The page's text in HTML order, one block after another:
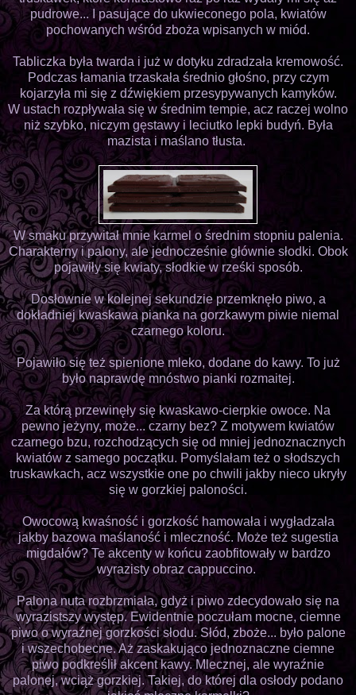
pudrowe... I pasujące do ukwieconego pola, kwiatów
pochowanych wśród zboża wpisanych w miód.
Tabliczka była twarda i już w dotyku zdradzała kremowość.
Podczas łamania trzaskała średnio głośno, przy czym
kojarzyła mi się z dźwiękiem przesypywanych kamyków.
W ustach rozpływała się w średnim tempie, acz raczej wolno
niż szybko, niczym gęstawy i leciutko lepki budyń. Była
mazista i maślano tłusta.
W smaku przywitał mnie karmel o średnim stopniu palenia.
Charakterny i palony, ale jednocześnie głównie słodki. Obok
pojawiły się kwiaty, słodkie w rześki sposób.
Dosłownie w kolejnej sekundzie przemknęło piwo, a
dokładniej kwaskawa pianka na gorzkawym piwie niemal
czarnego koloru.
Pojawiło się też spienione mleko, dodane do kawy. To już
było naprawdę mnóstwo pianki rozmaitej.
Za którą przewinęły się kwaskawo-cierpkie owoce. Na
pewno jeżyny, może... czarny bez? Z motywem kwiatów
czarnego bzu, rozchodzących się od mniej jednoznacznych
kwiatów z samego początku. Pomyślałam też o słodszych
truskawkach, acz wszystkie one po chwili jakby nieco ukryły
się w gorzkiej paloności.
Owocową kwaśność i gorzkość hamowała i wygładzała
jakby bazowa maślaność i mleczność. Może też sugestia
migdałów? Te akcenty w końcu zaobfitowały w bardzo
wyrazisty obraz cappuccino.
Palona nuta rozbrzmiała, gdyż i piwo zdecydowało się na
wyrazistszy występ. Ewidentnie poczułam mocne, ciemne
piwo o wyraźnej gorzkości słodu. Słód, zboże... było palone
i wszechobecne. Aż zaskakująco jednoznaczne ciemne
piwo podkreślił akcent kawy. Mlecznej, ale wyraźnie
palonej, wciąż gorzkiej. Takiej, do której dla osłody podano